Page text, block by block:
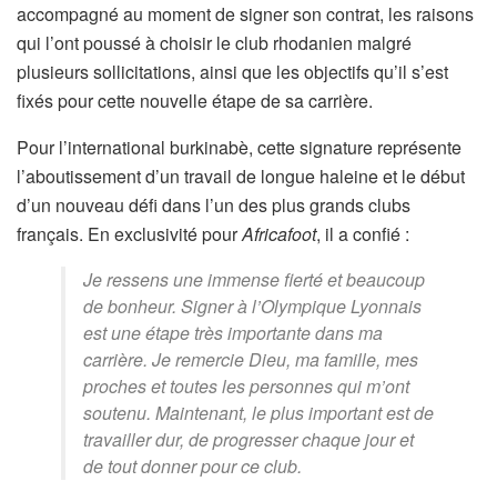
accompagné au moment de signer son contrat, les raisons
qui l’ont poussé à choisir le club rhodanien malgré
plusieurs sollicitations, ainsi que les objectifs qu’il s’est
fixés pour cette nouvelle étape de sa carrière.
Pour l’international burkinabè, cette signature représente
l’aboutissement d’un travail de longue haleine et le début
d’un nouveau défi dans l’un des plus grands clubs
français. En exclusivité pourAfricafoot, il a confié :
Je ressens une immense fierté et beaucoup
de bonheur. Signer à l’Olympique Lyonnais
est une étape très importante dans ma
carrière. Je remercie Dieu, ma famille, mes
proches et toutes les personnes qui m’ont
soutenu. Maintenant, le plus important est de
travailler dur, de progresser chaque jour et
de tout donner pour ce club.